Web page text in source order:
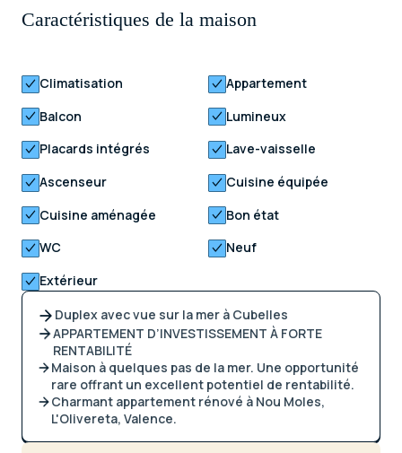
Caractéristiques de la maison
Climatisation
Appartement
Balcon
Lumineux
Placards intégrés
Lave-vaisselle
Ascenseur
Cuisine équipée
Cuisine aménagée
Bon état
WC
Neuf
Extérieur
Duplex avec vue sur la mer à Cubelles
APPARTEMENT D’INVESTISSEMENT À FORTE
RENTABILITÉ
Maison à quelques pas de la mer. Une opportunité
rare offrant un excellent potentiel de rentabilité.
Charmant appartement rénové à Nou Moles,
L'Olivereta, Valence.